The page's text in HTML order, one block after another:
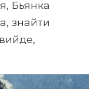
Бьянка
знайти